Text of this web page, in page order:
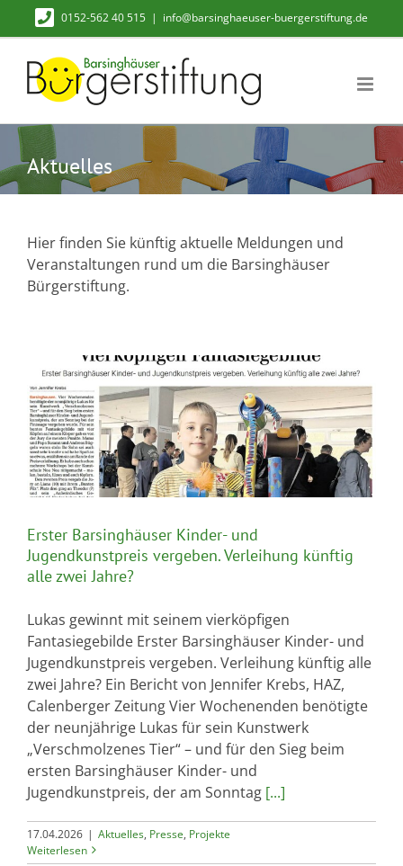
Inhalt
springen
0152-562 40 515 | info@barsinghaeuser-buergerstiftung.de
Aktuelles
Hier finden Sie künftig aktuelle Meldungen und
Veranstaltungen rund um die Barsinghäuser
Bürgerstiftung.
Erster Barsinghäuser Kinder- und
Jugendkunstpreis vergeben. Verleihung künftig
alle zwei Jahre?
Lukas gewinnt mit seinem vierköpfigen
Fantasiegebilde Erster Barsinghäuser Kinder- und
Jugendkunstpreis vergeben. Verleihung künftig alle
zwei Jahre? Ein Bericht von Jennifer Krebs, HAZ,
Calenberger Zeitung Vier Wochenenden benötigte
der neunjährige Lukas für sein Kunstwerk
„Verschmolzenes Tier“ – und für den Sieg beim
ersten Barsinghäuser Kinder- und
Jugendkunstpreis, der am Sonntag [...]
17.04.2026 | Aktuelles, Presse, Projekte
Weiterlesen